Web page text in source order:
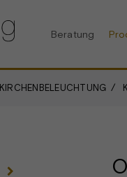
Beratung
KIRCHENBELEUCHTUNG